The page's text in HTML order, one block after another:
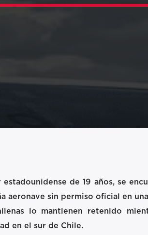
de 19 años, se
aeronave sin permiso oficial en
lo mantienen retenido
en el sur de Chile.